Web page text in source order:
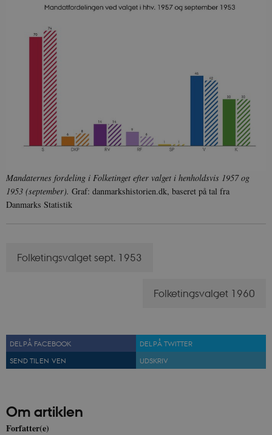
Mandaternes fordeling i Folketinget efter valget i henholdsvis 1957 og
1953 (september). Graf: danmarkshistorien.dk, baseret på tal fra
Danmarks Statistik
Folketingsvalget sept. 1953
Folketingsvalget 1960
DEL PÅ FACEBOOK
DEL PÅ TWITTER
SEND TIL EN VEN
UDSKRIV
Om artiklen
Forfatter(e)